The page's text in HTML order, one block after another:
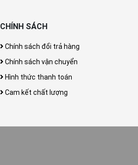
CHÍNH SÁCH
Chính sách đổi trả hàng
Chính sách vận chuyển
Hình thức thanh toán
Cam kết chất lượng